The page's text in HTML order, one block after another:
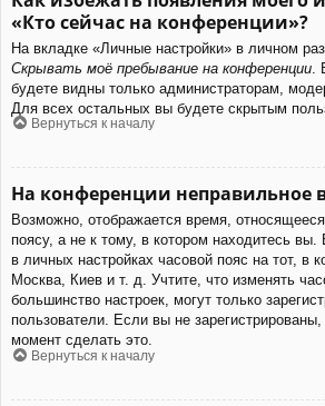
«Кто сейчас на конференции»?
На вкладке «Личные настройки» в личном
Скрывать моё пребывание на конференции
будете видны только администраторам,
Для всех остальных вы будете скрытым
Вернуться к началу
На конференции неправильное
Возможно, отображается время,
поясу, а не к тому, в котором находитесь
в личных настройках часовой пояс на тот, в
Москва, Киев и т. д. Учтите, что изменять
большинство настроек, могут только
пользователи. Если вы не
момент сделать это.
Вернуться к началу